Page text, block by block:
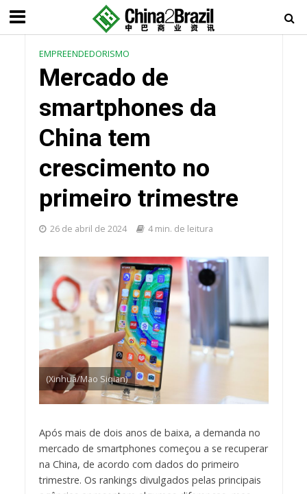
EMPREENDEDORISMO
Mercado de
smartphones da
China tem
crescimento no
primeiro trimestre
26 de abril de 2024 4 min. de leitura
(Xinhua/Mao Siqian)
Após mais de dois anos de baixa, a demanda no
mercado de smartphones começou a se recuperar
na China, de acordo com dados do primeiro
trimestre. Os rankings divulgados pelas principais